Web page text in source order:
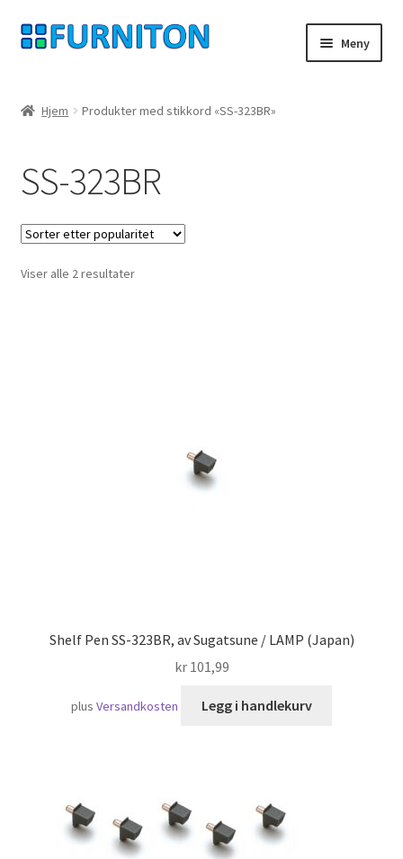
Hopp
til
Hopp
til
Meny
personvern
angrerett
Ta kontakt med
Hjem Produkter med stikkord «SS-323BR»
SS-323BR
Viser alle 2 resultaterSortert
Shelf Pen SS-323BR, av Sugatsune / LAMP (Japan)
kr101,99
plus Versandkosten Legg i handlekurv